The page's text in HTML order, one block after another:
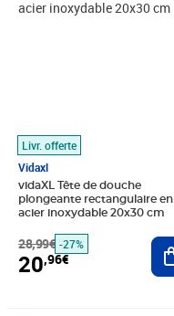
Livr. offerte
Vidaxl
vidaXL Tête de douche
plongeante rectangulaire en
acier inoxydable 20x30 cm
28,99€ -27%
20,96€